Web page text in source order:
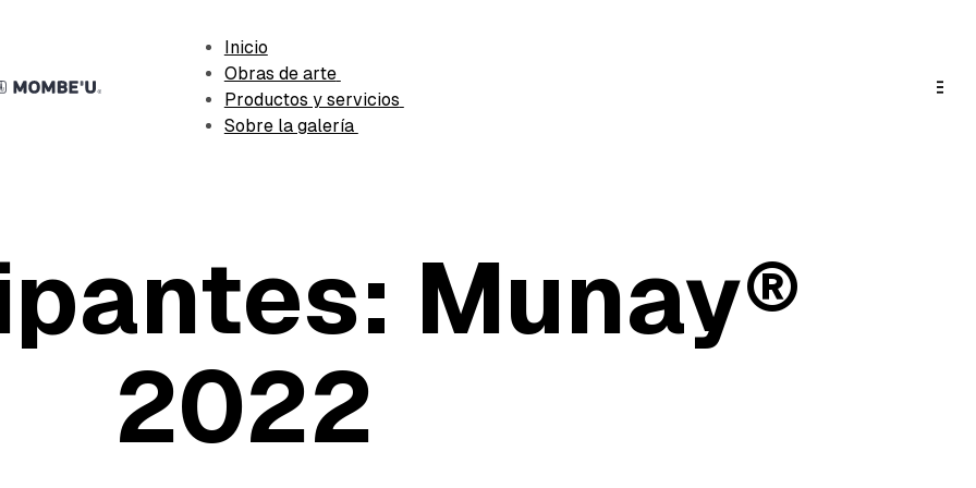
Inicio
Obras de arte
Productos y servicios
Sobre la galería
Munay®
2022